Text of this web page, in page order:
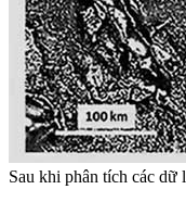
Sau khi phân tích các